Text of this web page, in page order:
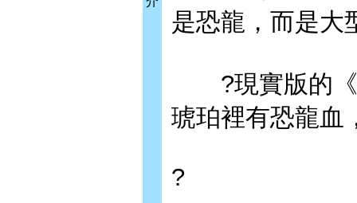
是恐龍，而是大
?現實版的《
琥珀裡有恐龍血
?